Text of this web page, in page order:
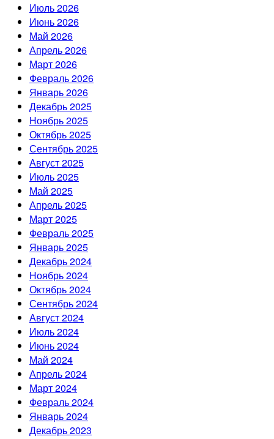
Июль 2026
Июнь 2026
Май 2026
Апрель 2026
Март 2026
Февраль 2026
Январь 2026
Декабрь 2025
Ноябрь 2025
Октябрь 2025
Сентябрь 2025
Август 2025
Июль 2025
Май 2025
Апрель 2025
Март 2025
Февраль 2025
Январь 2025
Декабрь 2024
Ноябрь 2024
Октябрь 2024
Сентябрь 2024
Август 2024
Июль 2024
Июнь 2024
Май 2024
Апрель 2024
Март 2024
Февраль 2024
Январь 2024
Декабрь 2023